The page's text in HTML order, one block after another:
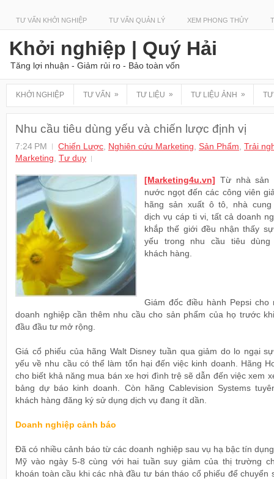
TƯ VẤN KHỞI NGHIỆP TƯ VẤN QUẢN LÝ XEM PHONG THỦY
Khởi nghiệp | Quý Hải
Tăng lợi nhuận - Giảm rủi ro - Bảo toàn vốn
KHỞI NGHIỆP TƯ VẤN » TƯ LIỆU » TƯ LIỆU ẢNH »
Nhu cầu tiêu dùng yếu và chiến lược định vị
7:24 PM Chiến Lược, Nghiên cứu Marketing, Sản Phẩm, Trải
Marketing, Tư duy
[Marketing4u.vn]
Từ nhà sản
nước ngọt đến các công viên
hãng sản xuất ô tô, nhà cung
dịch vụ cáp ti vi, tất cả doanh
khắp thế giới đều nhận thấy
yếu trong nhu cầu tiêu dùng
khách hàng.
Giám đốc điều hành Pepsi cho
doanh nghiệp cần thêm nhu cầu cho sản phẩm của họ trước
đầu đầu tư mở rộng.
Giá cổ phiếu của hãng Walt Disney tuần qua giảm do lo ngại
yếu về nhu cầu có thể làm tổn hại đến việc kinh doanh. Hãng
cho biết khả năng mua bán xe hơi đình trệ sẽ dẫn đến việc xem
bảng dự báo kinh doanh. Còn hãng Cablevision Systems
khách hàng đăng ký sử dụng dịch vụ đang ít dần.
Doanh nghiệp cảnh báo
Đã có nhiều cảnh báo từ các doanh nghiệp sau vụ hạ bậc tín
Mỹ vào ngày 5-8 cùng với hai tuần suy giảm của thị trường
khoán toàn cầu khi các nhà đầu tư bán tháo cổ phiếu để chuyển